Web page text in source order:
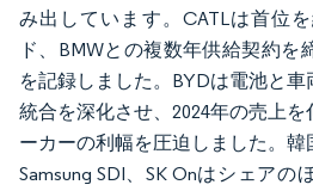
み出しています。CATLは首位
ド、BMWとの複数年供給契約を
を記録しました。BYDは電池と
統合を深化させ、2024年の売上
ーカーの利幅を圧迫しました。韓
Samsung SDI、SK Onはシェアの